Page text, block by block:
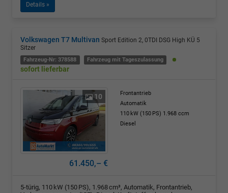
Details »
Volkswagen T7 Multivan Sport Edition 2, 0TDI DSG High KÜ 5
Sitzer
Fahrzeug-Nr: 378588 Fahrzeug mit Tageszulassung
sofort lieferbar
10
Frontantrieb
Automatik
110 kW (150 PS) 1.968 ccm
Diesel
61.450,– €
5-türig, 110 kW (150 PS), 1.968 cm³, Automatik, Frontantrieb,